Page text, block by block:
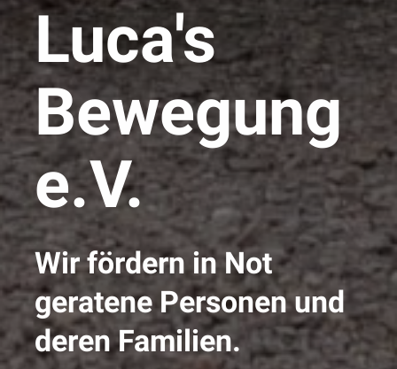
Luca's
Bewe­gung
e.V.
Wir fördern in Not
geratene Personen und
deren Familien.